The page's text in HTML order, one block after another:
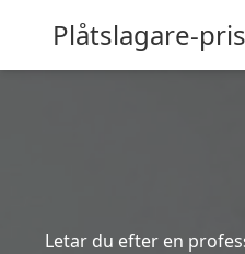
Plåtslagare-
Letar du efter en